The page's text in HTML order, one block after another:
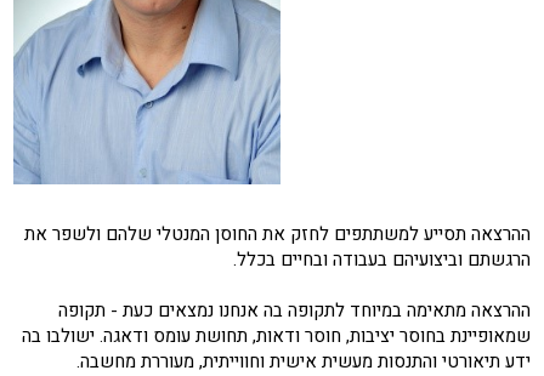
ההרצאה תסייע למשתתפים לחזק את החוסן המנטלי שלהם ולשפר את
הרגשתם וביצועיהם בעבודה ובחיים בכלל.
ההרצאה מתאימה במיוחד לתקופה בה אנחנו נמצאים כעת - תקופה
שמאופיינת בחוסר יציבות, חוסר ודאות, תחושת עומס ודאגה. ישולבו בה
ידע תיאורטי והתנסות מעשית אישית וחווייתית, מעוררת מחשבה.